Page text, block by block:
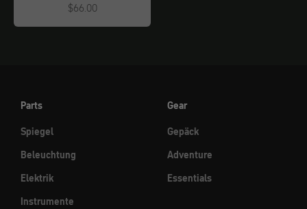
Angebot
$66.00
Parts
Spiegel
Beleuchtung
Elektrik
Instrumente
Gear
Gepäck
Adventure
Essentials